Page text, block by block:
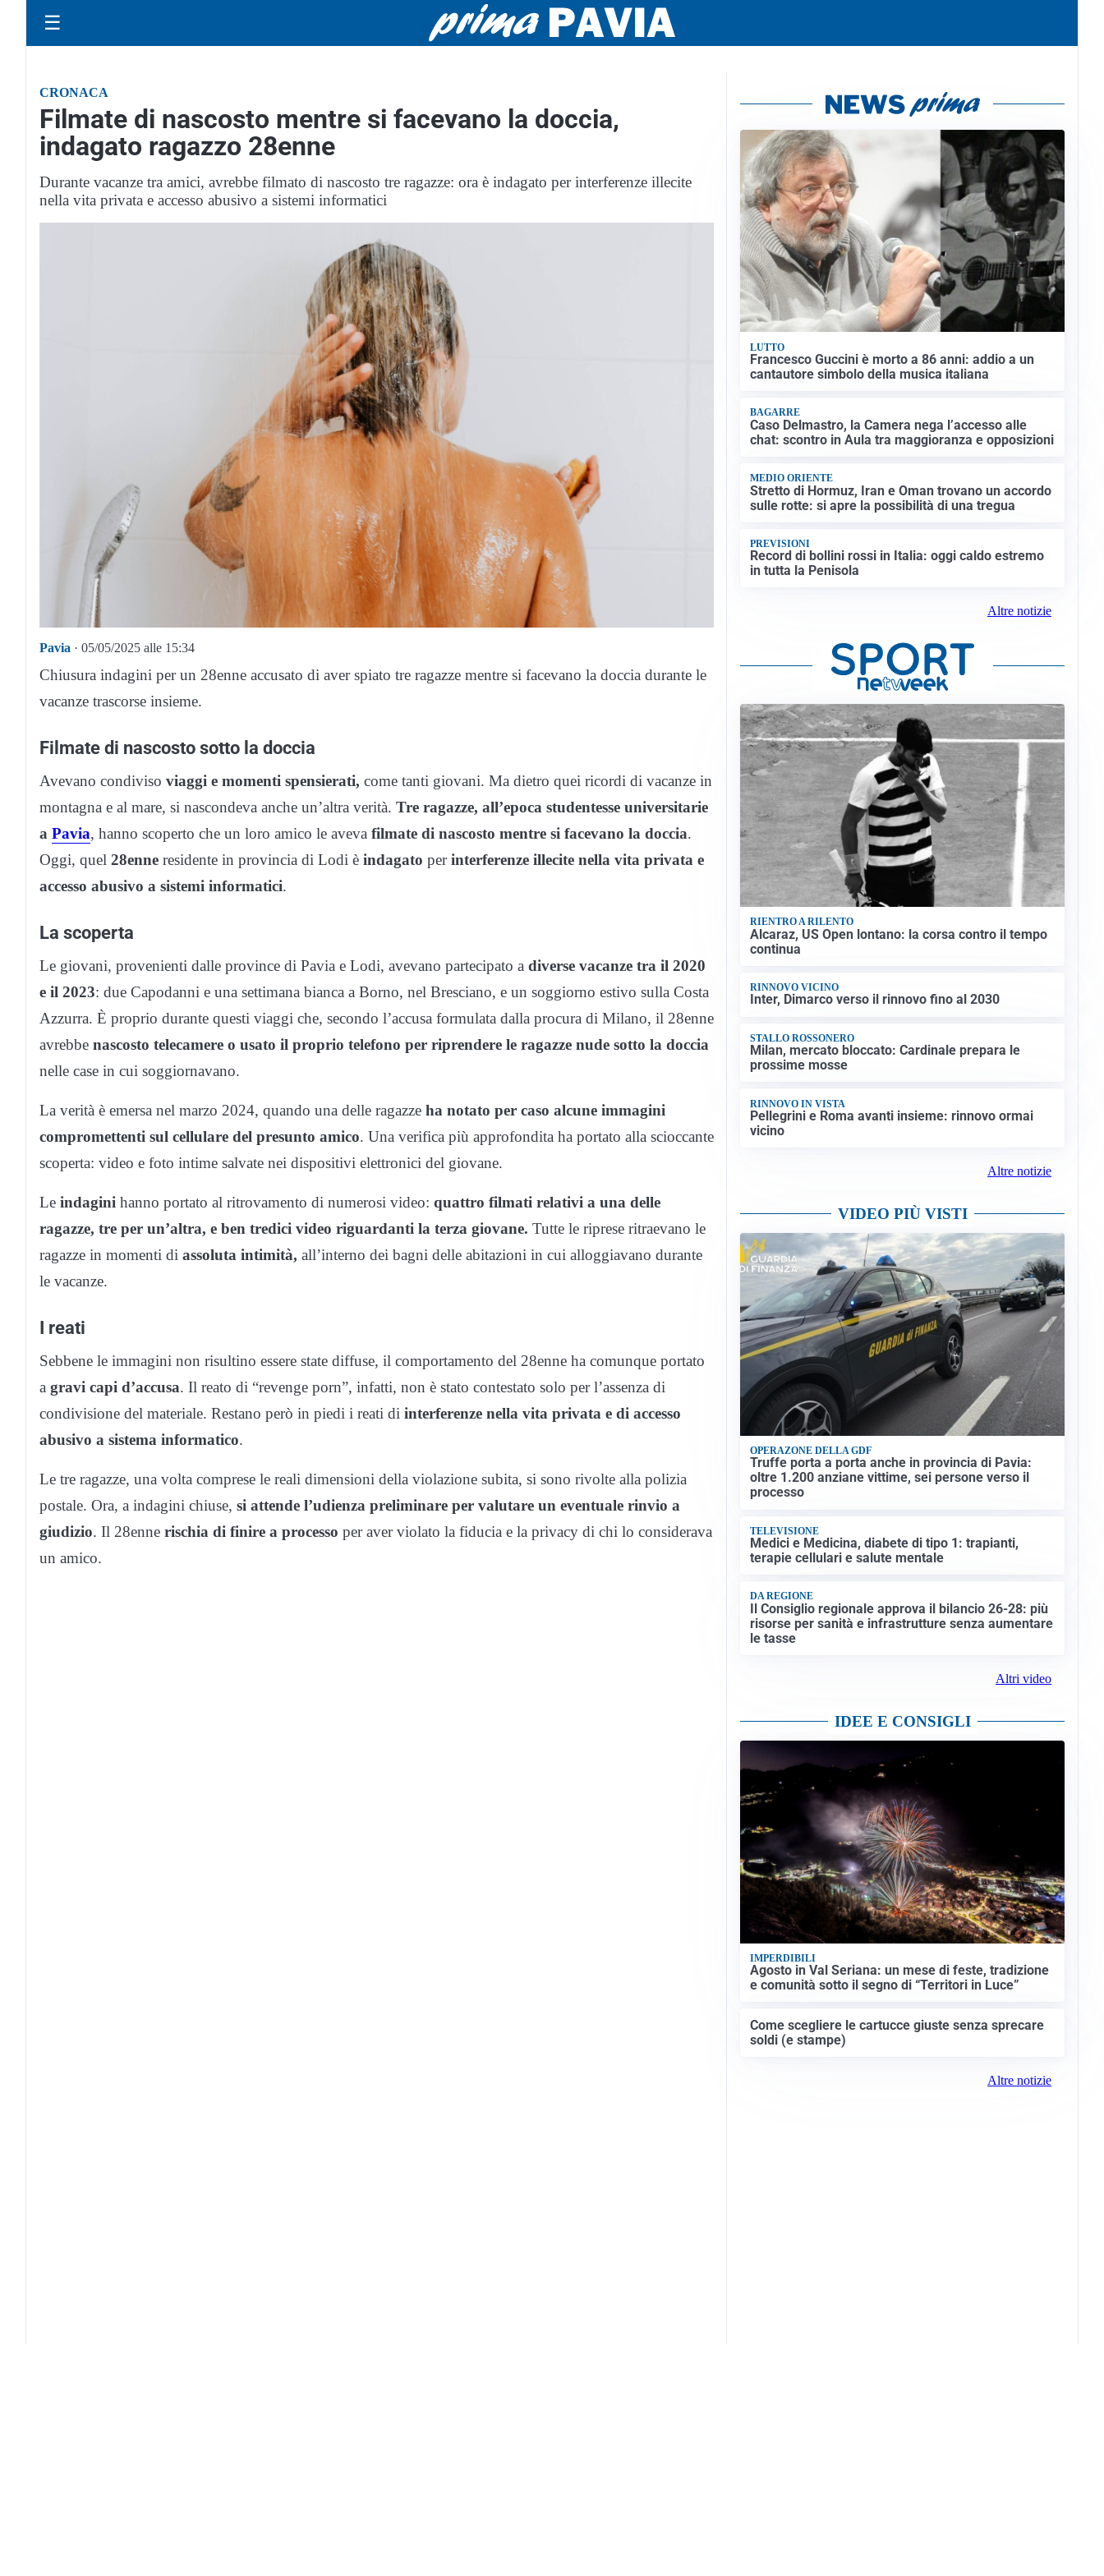
☰
CRONACA
Filmate di nascosto mentre si facevano la doccia,
indagato ragazzo 28enne
Durante vacanze tra amici, avrebbe filmato di nascosto tre ragazze: ora è indagato per interferenze illecite
nella vita privata e accesso abusivo a sistemi informatici
Pavia · 05/05/2025 alle 15:34
Chiusura indagini per un 28enne accusato di aver spiato tre ragazze mentre si facevano la doccia durante le
vacanze trascorse insieme.
Filmate di nascosto sotto la doccia
Avevano condiviso viaggi e momenti spensierati, come tanti giovani. Ma dietro quei ricordi di vacanze in
montagna e al mare, si nascondeva anche un’altra verità. Tre ragazze, all’epoca studentesse universitarie
a Pavia, hanno scoperto che un loro amico le aveva filmate di nascosto mentre si facevano la doccia.
Oggi, quel 28enne residente in provincia di Lodi è indagato perinterferenze illecite nella vita privata e
accesso abusivo a sistemi informatici.
La scoperta
Le giovani, provenienti dalle province di Pavia e Lodi, avevano partecipato a diverse vacanze tra il 2020
e il 2023: due Capodanni e una settimana bianca a Borno, nel Bresciano, e un soggiorno estivo sulla Costa
Azzurra. È proprio durante questi viaggi che, secondo l’accusa formulata dalla procura di Milano, il 28enne
avrebbe nascosto telecamere o usato il proprio telefono per riprendere le ragazze nude sotto la doccia
nelle case in cui soggiornavano.
La verità è emersa nel marzo 2024, quando una delle ragazze ha notato per caso alcune immagini
compromettenti sul cellulare del presunto amico. Una verifica più approfondita ha portato alla scioccante
scoperta: video e foto intime salvate nei dispositivi elettronici del giovane.
Le indagini hanno portato al ritrovamento di numerosi video: quattro filmati relativi a una delle
ragazze, tre per un’altra, e ben tredici video riguardanti la terza giovane. Tutte le riprese ritraevano le
ragazze in momenti di assoluta intimità, all’interno dei bagni delle abitazioni in cui alloggiavano durante
le vacanze.
I reati
Sebbene le immagini non risultino essere state diffuse, il comportamento del 28enne ha comunque portato
a gravi capi d’accusa. Il reato di “revenge porn”, infatti, non è stato contestato solo per l’assenza di
condivisione del materiale. Restano però in piedi i reati di interferenze nella vita privata e di accesso
abusivo a sistema informatico.
Le tre ragazze, una volta comprese le reali dimensioni della violazione subita, si sono rivolte alla polizia
postale. Ora, a indagini chiuse, si attende l’udienza preliminare per valutare un eventuale rinvio a
giudizio. Il 28enne rischia di finire a processo per aver violato la fiducia e la privacy di chi lo considerava
un amico.
LUTTO
Francesco Guccini è morto a 86 anni: addio a un
cantautore simbolo della musica italiana
BAGARRE
Caso Delmastro, la Camera nega l’accesso alle
chat: scontro in Aula tra maggioranza e opposizioni
MEDIO ORIENTE
Stretto di Hormuz, Iran e Oman trovano un accordo
sulle rotte: si apre la possibilità di una tregua
PREVISIONI
Record di bollini rossi in Italia: oggi caldo estremo
in tutta la Penisola
Altre notizie
RIENTRO A RILENTO
Alcaraz, US Open lontano: la corsa contro il tempo
continua
RINNOVO VICINO
Inter, Dimarco verso il rinnovo fino al 2030
STALLO ROSSONERO
Milan, mercato bloccato: Cardinale prepara le
prossime mosse
RINNOVO IN VISTA
Pellegrini e Roma avanti insieme: rinnovo ormai
vicino
Altre notizie
VIDEO PIÙ VISTI
OPERAZONE DELLA GDF
Truffe porta a porta anche in provincia di Pavia:
oltre 1.200 anziane vittime, sei persone verso il
processo
TELEVISIONE
Medici e Medicina, diabete di tipo 1: trapianti,
terapie cellulari e salute mentale
DA REGIONE
Il Consiglio regionale approva il bilancio 26-28: più
risorse per sanità e infrastrutture senza aumentare
le tasse
Altri video
IDEE E CONSIGLI
IMPERDIBILI
Agosto in Val Seriana: un mese di feste, tradizione
e comunità sotto il segno di “Territori in Luce”
Come scegliere le cartucce giuste senza sprecare
soldi (e stampe)
Altre notizie